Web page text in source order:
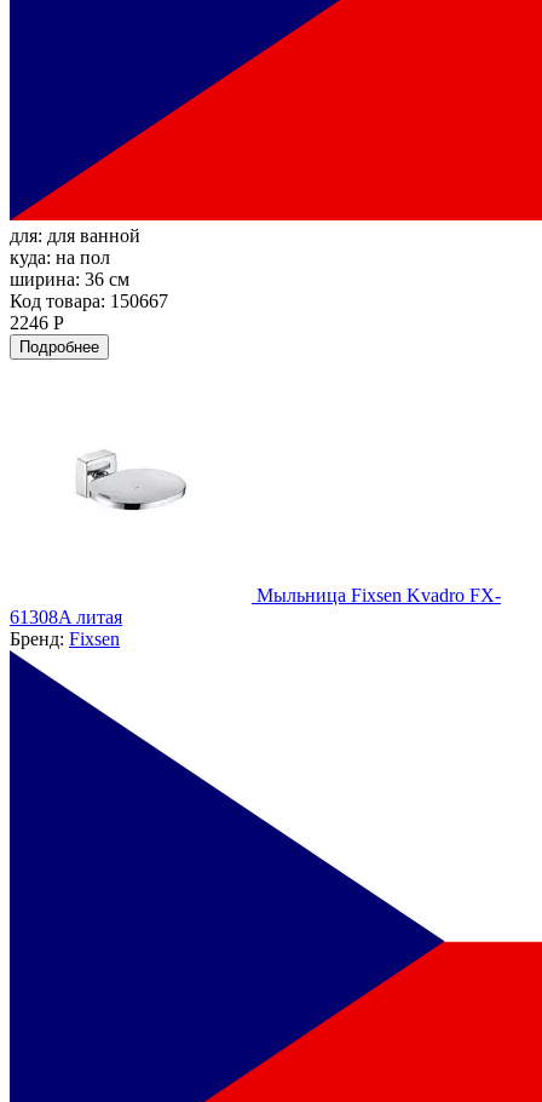
для: для ванной
куда: на пол
ширина: 36 см
Код товара: 150667
2246 Р
Подробнее
Мыльница Fixsen Kvadro FX-
61308A литая
Бренд: Fixsen